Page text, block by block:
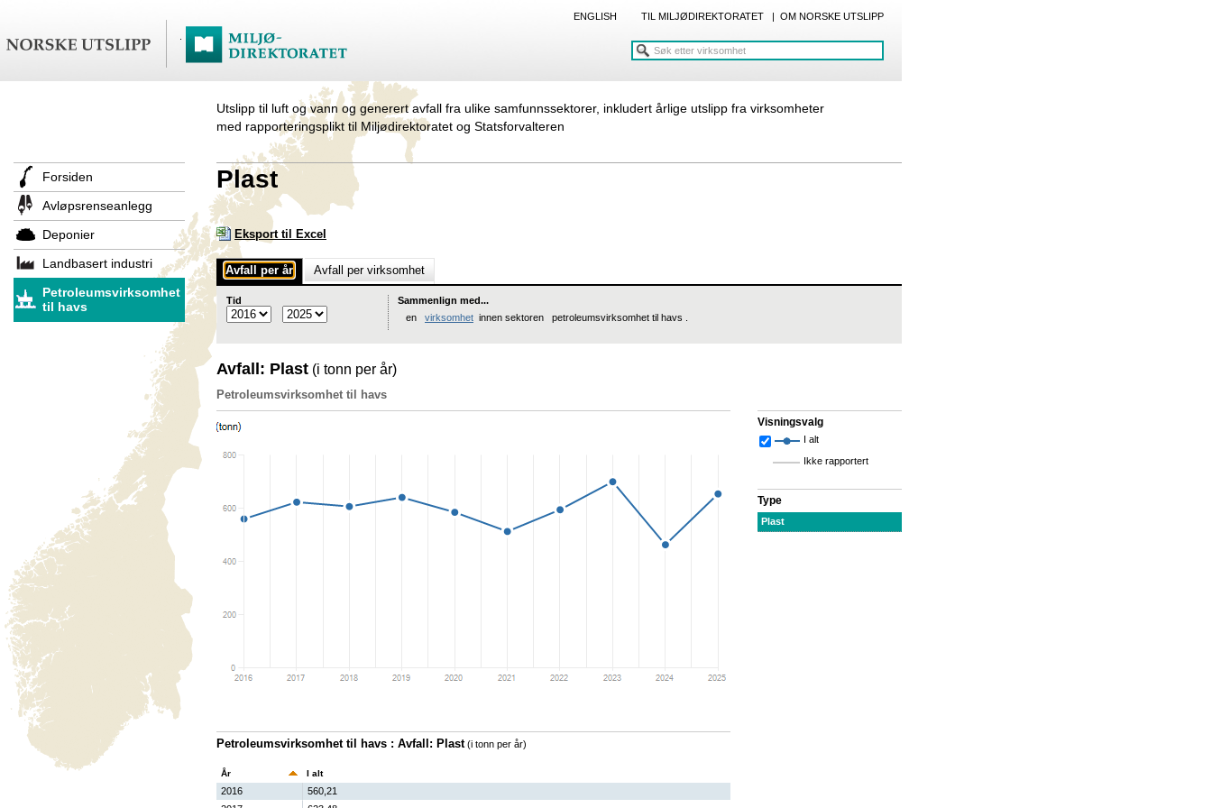
ENGLISH TIL MILJØDIREKTORATET | OM NORSKE UTSLIPP
Utslipp til luft og vann og generert avfall fra ulike samfunnssektorer, inkludert årlige utslipp fra virksomheter
med rapporteringsplikt til Miljødirektoratet og Statsforvalteren
Forsiden
Avløpsrenseanlegg
Deponier
Landbasert industri
Petroleumsvirksomhet
til havs
Plast
Eksport til Excel
Avfall per år Avfall per virksomhet
Tid
Sammenlign med...
en virksomhet innen sektoren petroleumsvirksomhet til havs .
Avfall: Plast (i tonn per år)
Petroleumsvirksomhet til havs
Petroleumsvirksomhet til havs : Avfall: Plast(i tonn per år)
År I alt
2016
560,21
Visningsvalg
I alt
Ikke rapportert
Type
Plast